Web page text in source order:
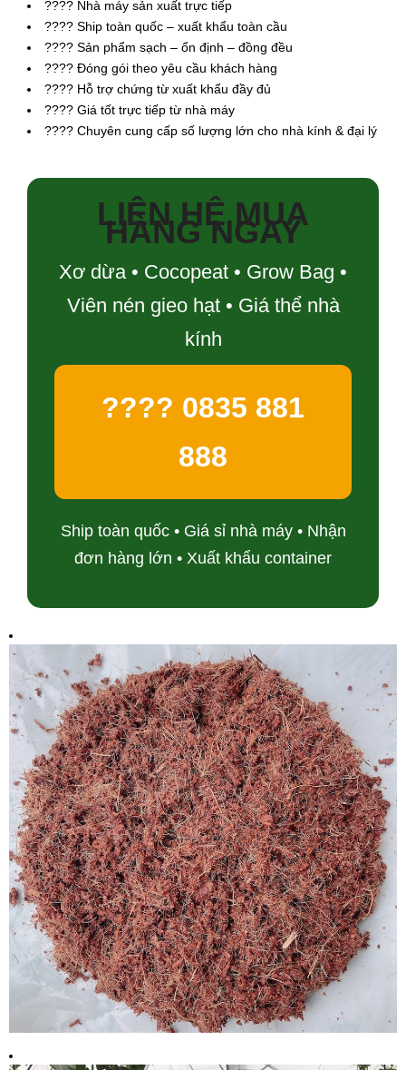
???? Nhà máy sản xuất trực tiếp
???? Ship toàn quốc – xuất khẩu toàn cầu
???? Sản phẩm sạch – ổn định – đồng đều
???? Đóng gói theo yêu cầu khách hàng
???? Hỗ trợ chứng từ xuất khẩu đầy đủ
???? Giá tốt trực tiếp từ nhà máy
???? Chuyên cung cấp số lượng lớn cho nhà kính & đại lý
LIÊN HỆ MUA
HÀNG NGAY
Xơ dừa • Cocopeat • Grow Bag •
Viên nén gieo hạt • Giá thể nhà
kính
???? 0835 881
888
Ship toàn quốc • Giá sỉ nhà máy • Nhận
đơn hàng lớn • Xuất khẩu container